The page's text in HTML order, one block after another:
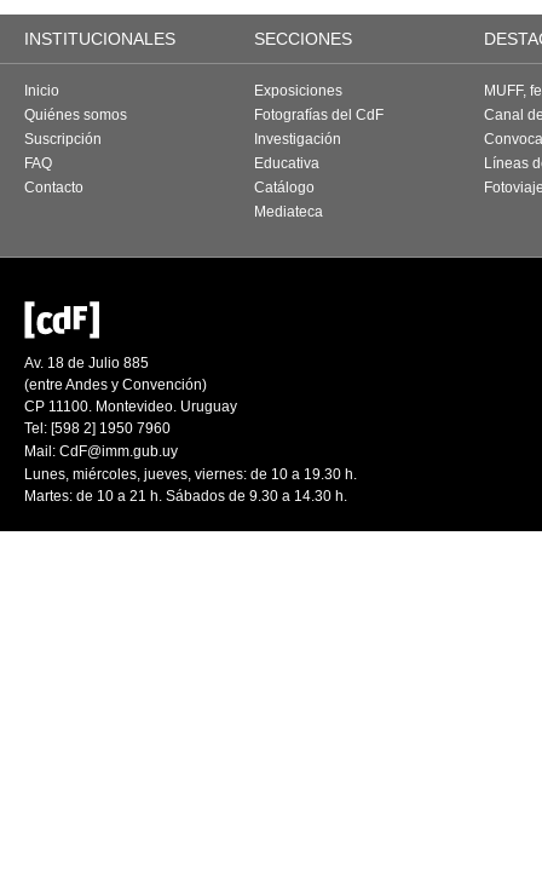
INSTITUCIONALES SECCIONES
Inicio
Quiénes somos
Suscripción
FAQ
Contacto
Exposiciones
Fotografías del CdF
Investigación
Educativa
Catálogo
Mediateca
MUFF,
Canal
Líneas
Av. 18 de Julio 885
(entre Andes y Convención)
CP 11100. Montevideo. Uruguay
Tel: [598 2] 1950 7960
Mail: CdF@imm.gub.uy
Lunes, miércoles, jueves, viernes: de 10 a 19.30 h.
Martes: de 10 a 21 h. Sábados de 9.30 a 14.30 h.